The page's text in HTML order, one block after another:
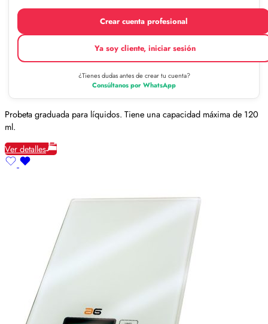
Crear cuenta profesional
Ya soy cliente, iniciar sesión
¿Tienes dudas antes de crear tu cuenta?
Consúltanos por WhatsApp
Probeta graduada para líquidos. Tiene una capacidad máxima de 120
ml.
Ver detalles